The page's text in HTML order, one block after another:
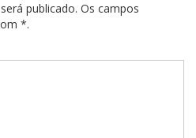
publicado. Os campos
*.